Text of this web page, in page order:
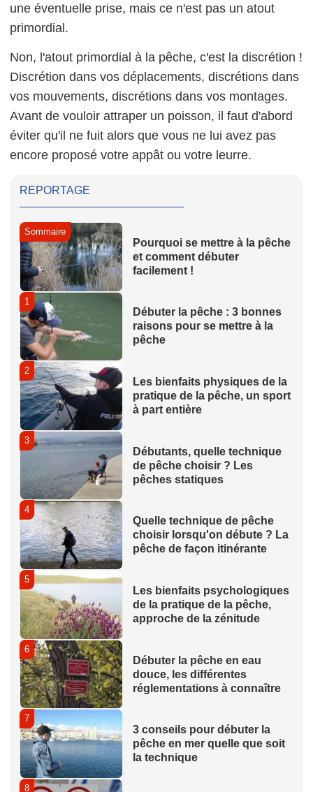
une éventuelle prise, mais ce n'est pas un atout
primordial.
Non, l'atout primordial à la pêche, c'est la discrétion !
Discrétion dans vos déplacements, discrétions dans
vos mouvements, discrétions dans vos montages.
Avant de vouloir attraper un poisson, il faut d'abord
éviter qu'il ne fuit alors que vous ne lui avez pas
encore proposé votre appât ou votre leurre.
REPORTAGE
Sommaire
Pourquoi se mettre à la pêche
et comment débuter
facilement !
1
Débuter la pêche : 3 bonnes
raisons pour se mettre à la
pêche
2
Les bienfaits physiques de la
pratique de la pêche, un sport
à part entière
3
Débutants, quelle technique
de pêche choisir ? Les
pêches statiques
4
Quelle technique de pêche
choisir lorsqu'on débute ? La
pêche de façon itinérante
5
Les bienfaits psychologiques
de la pratique de la pêche,
approche de la zénitude
6
Débuter la pêche en eau
douce, les différentes
réglementations à connaître
7
3 conseils pour débuter la
pêche en mer quelle que soit
la technique
8